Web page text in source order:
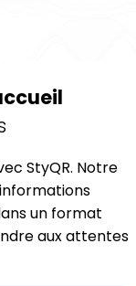
StyQR. Notre
un format
aux attentes